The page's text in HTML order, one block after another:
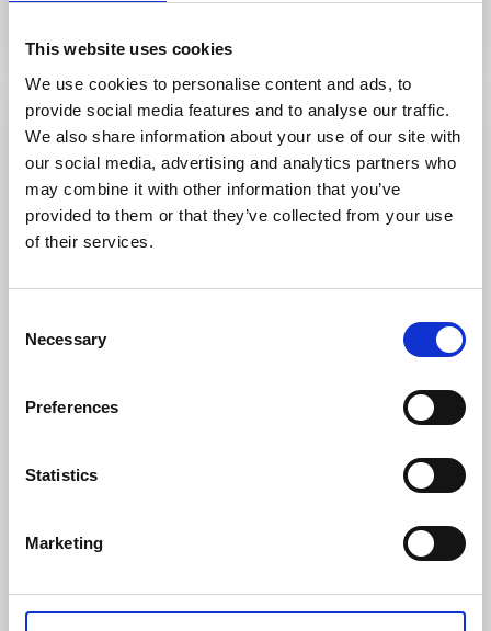
This website uses cookies
We use cookies to personalise content and ads, to
provide social media features and to analyse our traffic.
We also share information about your use of our site with
our social media, advertising and analytics partners who
may combine it with other information that you’ve
provided to them or that they’ve collected from your use
of their services.
Selection
Necessary
Preferences
Statistics
Marketing
Gästehaus und Plätze für Wohnwagen, Wohnmobile
Über die Unterkunft und die Gegend:
Hundefreundlicher Campingplatz